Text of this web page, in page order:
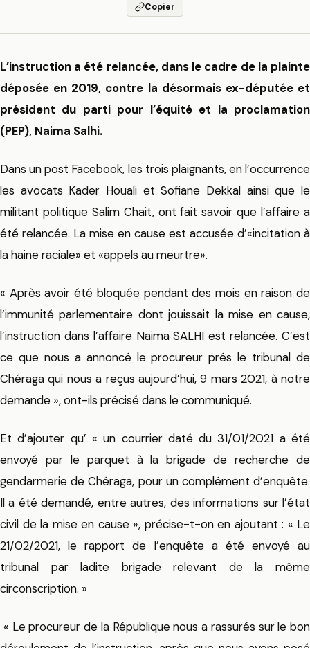
Copier
L’instruction a été relancée, dans le cadre de la plainte
déposée en 2019, contre la désormais ex-députée et
président du parti pour l’équité et la proclamation
(PEP), Naima Salhi.
Dans un post Facebook, les trois plaignants, en l’occurrence
les avocats Kader Houali et Sofiane Dekkal ainsi que le
militant politique Salim Chait, ont fait savoir que l’affaire a
été relancée. La mise en cause est accusée d’«incitation à
la haine raciale» et «appels aumeurtre».
« Après avoir été bloquée pendant des mois en raison de
l’immunité parlementaire dont jouissait la mise en cause,
l’instruction dans l’affaire Naima SALHI est relancée. C’est
ce que nous a annoncé le procureur prés le tribunal de
Chéraga qui nous a reçus aujourd’hui, 9 mars 2021, à notre
demande », ont-ils précisé dans le communiqué.
Et d’ajouter qu’ « un courrier daté du 31/01/2021 a été
envoyé par le parquet à la brigade de recherche de
gendarmerie de Chéraga, pour un complément d’enquête.
Il a été demandé, entre autres, des informations sur l’état
civil de la mise en cause », précise-t-on en ajoutant : « Le
21/02/2021, le rapport de l’enquête a été envoyé au
tribunal par ladite brigade relevant de la même
circonscription. »
« Le procureur de la République nous a rassurés sur le bon